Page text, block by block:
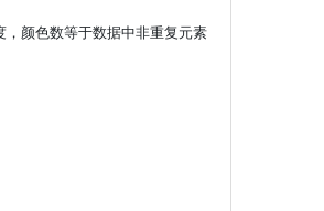
颜色数等于数据中非重复元素